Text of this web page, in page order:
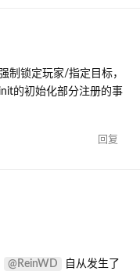
制锁定玩家/指定目标，
的初始化部分注册的事
回复
@ReinWD
自从发生了